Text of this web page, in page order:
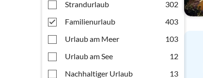
Strandurlaub
302
Familienurlaub
403
Urlaub am Meer
103
Urlaub am See
12
Nachhaltiger Urlaub
13